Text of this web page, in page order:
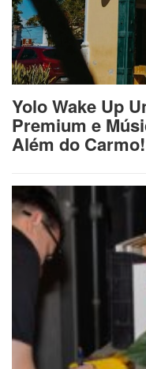
Yolo Wake Up
Premium e
Além do Carmo!